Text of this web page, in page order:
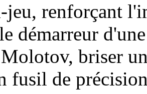
renforçant
démarreur
briser
fusil de